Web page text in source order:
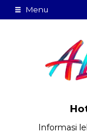
Menu
Informasi